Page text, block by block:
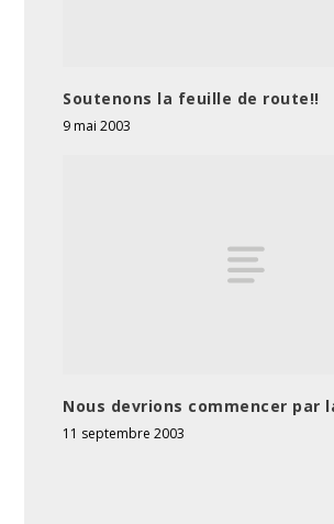
Soutenons la feuille de route!!
9 mai 2003
Nous devrions commencer par
11 septembre 2003